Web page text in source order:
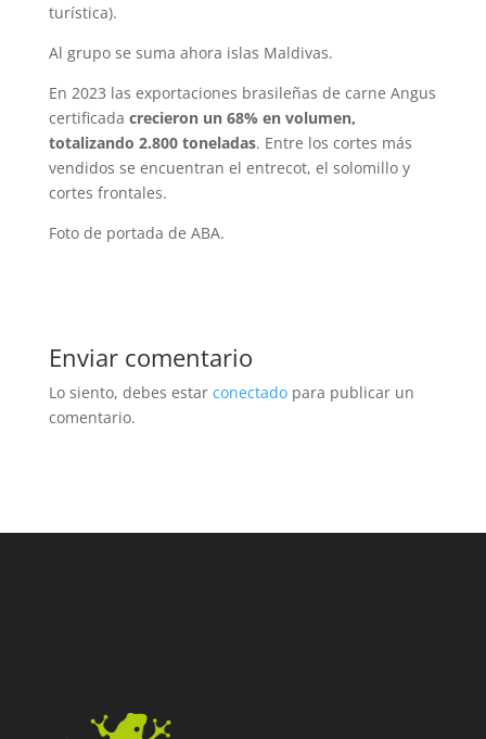
turística).
Al grupo se suma ahora islas Maldivas.
En 2023 las exportaciones brasileñas de carne Angus
certificada crecieron un 68% en volumen,
totalizando 2.800 toneladas. Entre los cortes más
vendidos se encuentran el entrecot, el solomillo y
cortes frontales.
Foto de portada de ABA.
Enviar comentario
Lo siento, debes estar conectadopara publicar un
comentario.